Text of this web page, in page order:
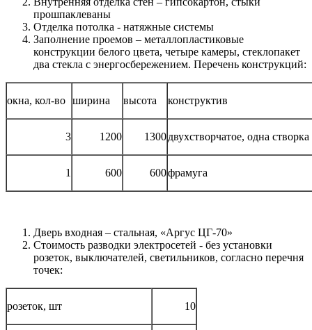
прошпаклеваны
Отделка потолка - натяжные системы
Заполнение проемов – металлопластиковые
конструкции белого цвета, четыре камеры, стеклопакет
два стекла с энергосбережением. Перечень конструкций:
окна, кол-во ширина высота конструктив
3 1200 1300двухстворчатое, одна
1 600 600фрамуга
Дверь входная – стальная, «Аргус ЦГ-70»
Стоимость разводки электросетей - без установки
розеток, выключателей, светильников, согласно перечня
точек:
розеток, шт 10